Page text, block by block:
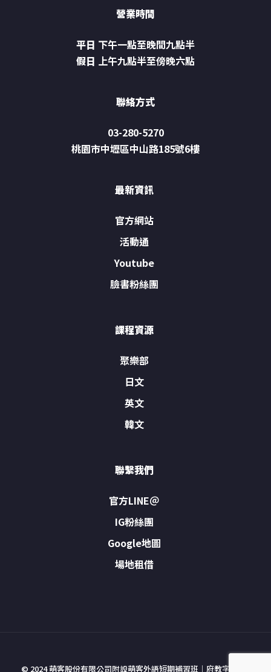
營業時間
平日 下午一點至晚間九點半
假日 上午九點半至傍晚六點
聯絡方式
03-280-5270
桃園市中壢區中山路185號6樓
最新資訊
官方網站
活動通
Youtube
臉書粉絲團
課程資源
聚樂部
日文
英文
韓文
聯繫我們
官方LINE＠
IG粉絲團
Google地圖
場地租借
© 2024 萌客股份有限公司附設萌客外語短期補習班｜府教字號